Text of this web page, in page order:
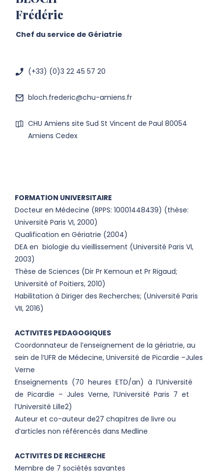
Frédéric
Chef du service de Gériatrie
(+33) (0)3 22 45 57 20
bloch.frederic@chu-amiens.fr
CHU Amiens site Sud St Vincent de Paul 80054
Amiens Cedex
FORMATION UNIVERSITAIRE
Docteur en Médecine (RPPS: 10001448439) (thèse:
Université Paris VI, 2000)
Qualification en Gériatrie (2004)
DEA en biologie du vieillissement (Université Paris VI,
2003)
Thèse de Sciences (Dir Pr Kemoun et Pr Rigaud;
Université of Poitiers, 2010)
Habilitation à Diriger des Recherches; (Université Paris
VII, 2016)
ACTIVITES PEDAGOGIQUES
Coordonnateur de l’enseignement de la gériatrie, au
sein de l’UFR de Médecine, Université de Picardie –Jules
Verne
Enseignements (70 heures ETD/an) à l’Université
de Picardie – Jules Verne, l’Université Paris 7 et
l’Université Lille2)
Auteur et co-auteur de27 chapitres de livre ou
d’articles non référencés dans Medline
ACTIVITES DE RECHERCHE
Membre de 7 sociétés savantes